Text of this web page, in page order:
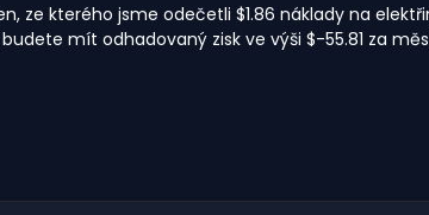
ze kterého jsme odečetli $1.86 náklady na
mít odhadovaný zisk ve výši $-55.81 za